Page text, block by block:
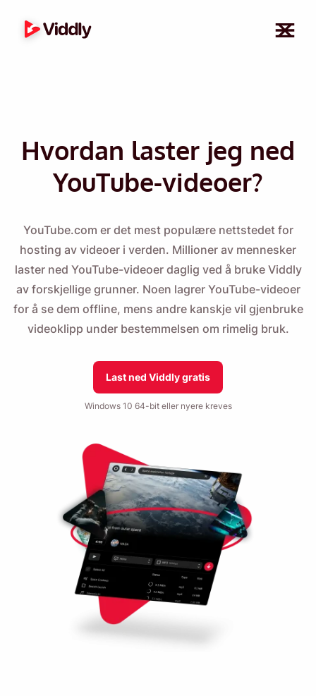
Hvordan laster jeg ned
YouTube-videoer?
YouTube.com er det mest populære nettstedet for
hosting av videoer i verden. Millioner av mennesker
laster ned YouTube-videoer daglig ved å bruke Viddly
av forskjellige grunner. Noen lagrer YouTube-videoer
for å se dem offline, mens andre kanskje vil gjenbruke
videoklipp under bestemmelsen om rimelig bruk.
Last ned Viddly gratis
Windows 10 64-bit eller nyere kreves